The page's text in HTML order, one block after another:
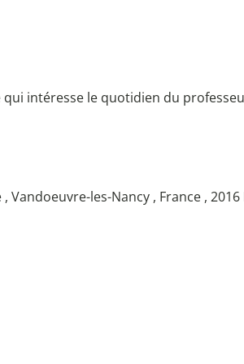
intéresse le quotidien du
Vandoeuvre-les-Nancy , France , 2016